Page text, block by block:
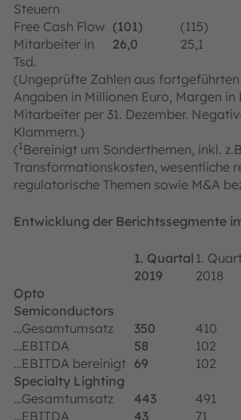
Steuern
Free Cash Flow (101) (115)
Mitarbeiter in
Tsd.
26,0 25,1
(Ungeprüfte Zahlen aus
Angaben in Millionen Euro, Margen in
Mitarbeiter per 31. Dezember.
Klammern.)
(1 Bereinigt um Sonderthemen, inkl.
Transformationskosten, wesentliche
regulatorische Themen sowie M&A
Entwicklung der Berichtssegmente
1. Quartal
2019
1.
2018
Opto
Semiconductors
…Gesamtumsatz
350 410
…EBITDA
58 102
…EBITDA bereinigt 69 102
Specialty Lighting
…Gesamtumsatz
443 491
…EBITDA
43 71